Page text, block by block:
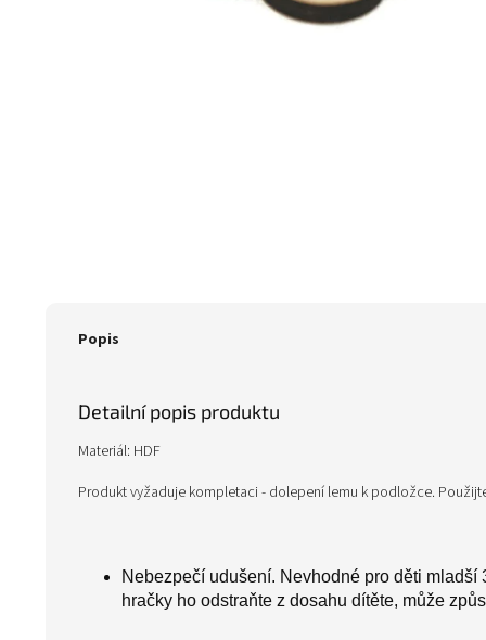
Popis
Detailní popis produktu
Materiál: HDF
Produkt vyžaduje kompletaci - dolepení lemu k podložce.
Nebezpečí udušení. Nevhodné pro děti
hračky ho odstraňte z dosahu dítěte, může